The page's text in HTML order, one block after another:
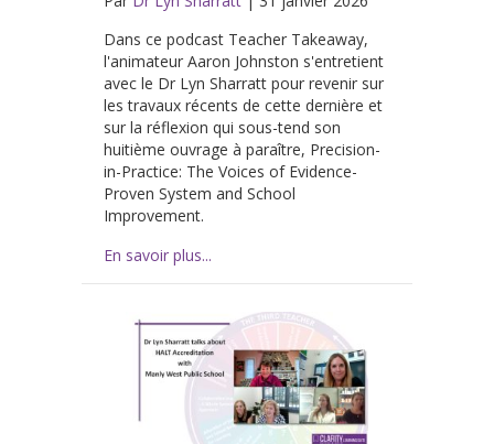
Dans ce podcast Teacher Takeaway,
l'animateur Aaron Johnston s'entretient
avec le Dr Lyn Sharratt pour revenir sur
les travaux récents de cette dernière et
sur la réflexion qui sous-tend son
huitième ouvrage à paraître, Precision-
in-Practice: The Voices of Evidence-
Proven System and School
Improvement.
En savoir plus...